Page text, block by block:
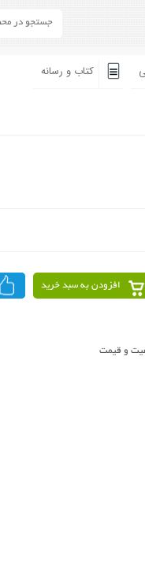
کتاب و رسانه
افزودن به سبد خرید
و قیمت